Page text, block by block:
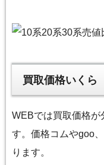
買取価格いくら
WEBでは買取価格が
す。価格コムやgoo
ります。